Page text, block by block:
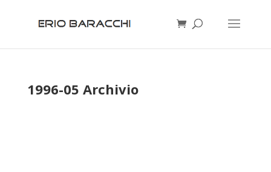
1996-05 Archivio